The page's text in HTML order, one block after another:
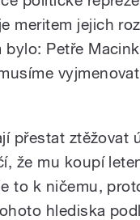
meritem jejich
Petře
přestat ztěžovat
že mu koupí
to k ničemu,
hlediska